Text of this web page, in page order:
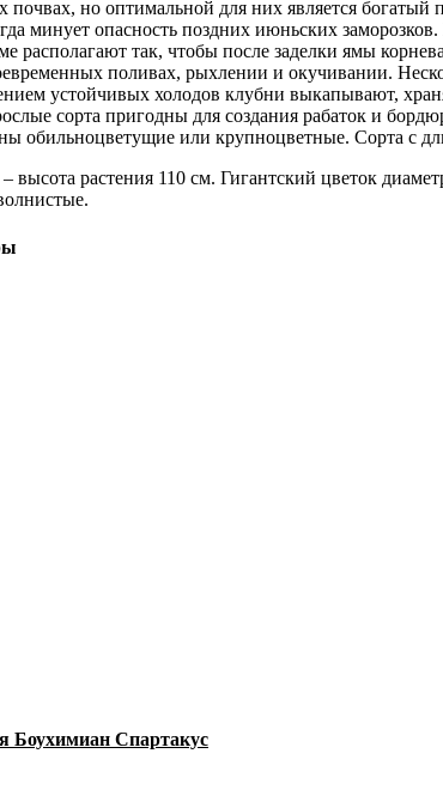
почвах, но оптимальной для них является
минует опасность поздних июньских
располагают так, чтобы после заделки ямы
поливах, рыхлении и окучивании.
устойчивых холодов клубни выкапывают,
сорта пригодны для создания рабаток и
обильноцветущие или крупноцветные. Сорта с
– высота растения 110 см. Гигантский цветок
Боухимиан Спартакус